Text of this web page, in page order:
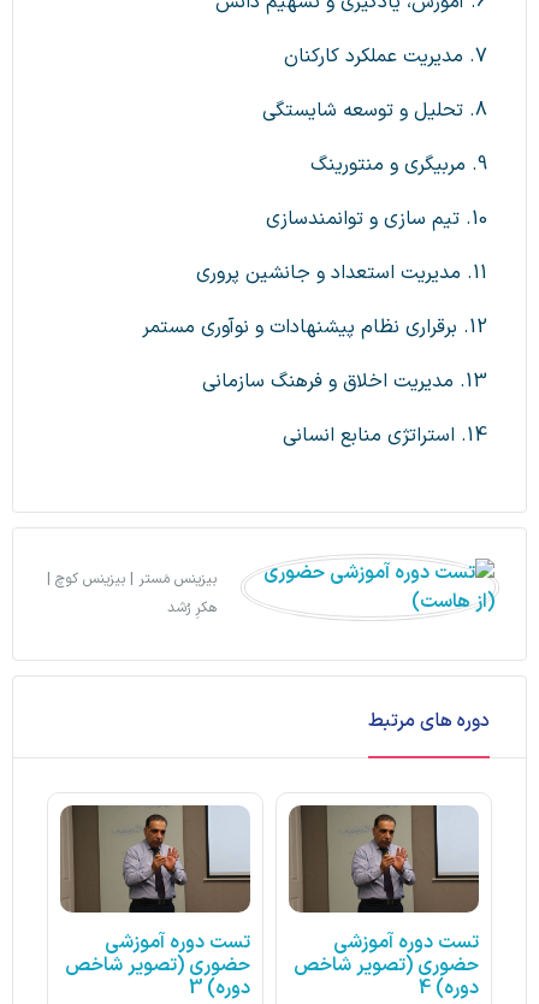
7. مدیریت عملکرد کارکنان
8. تحلیل و توسعه شایستگی
9. مربیگری و منتورینگ
10. تیم سازی و توانمندسازی
11. مدیریت استعداد و جانشین پروری
12. برقراری نظام پیشنهادات و نوآوری مستمر
13. مدیریت اخلاق و فرهنگ سازمانی
14. استراتژی منابع انسانی
بیزینس مَستر | بیزینس کوچ |
هکرِ رُشد
دوره های مرتبط
تست دوره آموزشی
حضوری (تصویر شاخص
دوره) 4
تست دوره آموزشی
حضوری (تصویر شاخص
دوره) 3